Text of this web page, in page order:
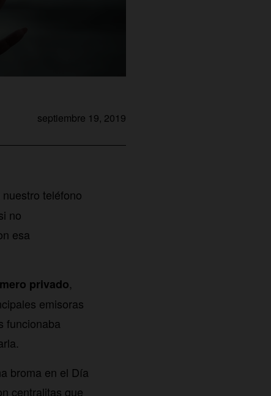
septiembre 19, 2019
teléfono
no
esa
privado,
emisoras
funcionaba
broma en el Día
centralitas que